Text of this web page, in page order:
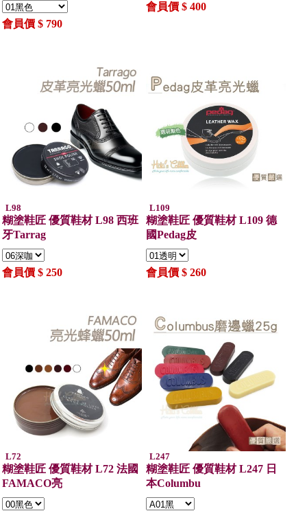
會員價 $ 790
會員價 $ 400
L98
糊塗鞋匠 優質鞋材 L98 西班
牙Tarrag
會員價 $ 250
L109
糊塗鞋匠 優質鞋材 L109 德
國Pedag皮
會員價 $ 260
L72
糊塗鞋匠 優質鞋材 L72 法國
FAMACO亮
L247
糊塗鞋匠 優質鞋材 L247 日
本Columbu